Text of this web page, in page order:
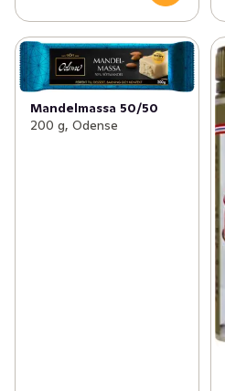
Mandelmassa 50/50
200 g, Odense